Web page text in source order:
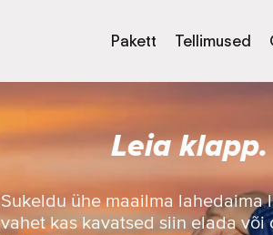
Pakett Tellimused
Leia
Sukeldu ühe maailma lahedaima
vahet kas kavatsed siin elada